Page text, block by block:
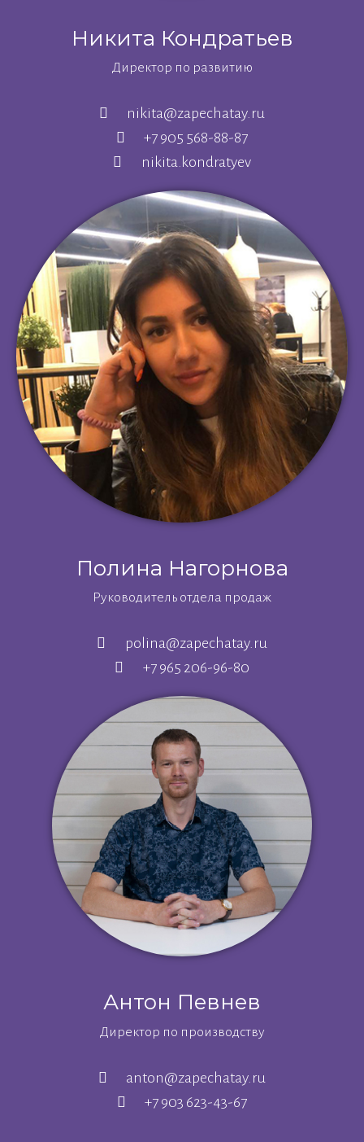
Никита Кондратьев
Директор по развитию
nikita@zapechatay.ru
+7 905 568-88-87
nikita.kondratyev
Полина Нагорнова
Руководитель отдела продаж
polina@zapechatay.ru
+7 965 206-96-80
Антон Певнев
Директор по производству
anton@zapechatay.ru
+7 903 623-43-67